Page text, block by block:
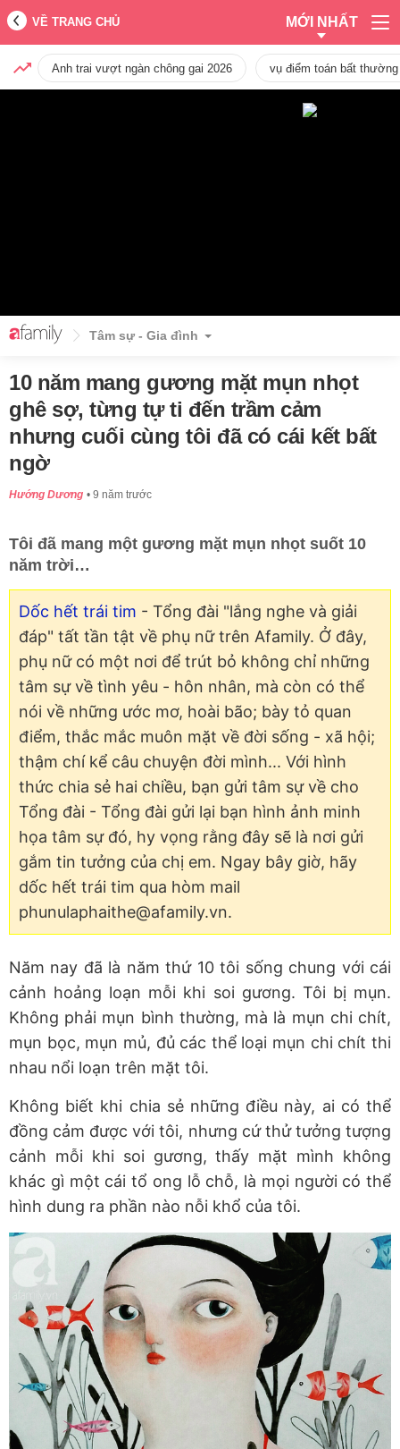
VỀ TRANG CHỦ MỚI NHẤT
Anh trai vượt ngàn chông gai 2026 vụ điểm toán bất
Tâm sự - Gia đình
10 năm mang gương mặt mụn nhọt
ghê sợ, từng tự ti đến trầm cảm
nhưng cuối cùng tôi đã có cái kết bất
ngờ
Hướng Dương 9 năm trước
Tôi đã mang một gương mặt mụn nhọt suốt 10
năm trời…
Dốc hết trái tim - Tổng đài "lắng nghe và giải
đáp" tất tần tật về phụ nữ trên Afamily. Ở đây,
phụ nữ có một nơi để trút bỏ không chỉ những
tâm sự về tình yêu - hôn nhân, mà còn có thể
nói về những ước mơ, hoài bão; bày tỏ quan
điểm, thắc mắc muôn mặt về đời sống - xã hội;
thậm chí kể câu chuyện đời mình... Với hình
thức chia sẻ hai chiều, bạn gửi tâm sự về cho
Tổng đài - Tổng đài gửi lại bạn hình ảnh minh
họa tâm sự đó, hy vọng rằng đây sẽ là nơi gửi
gắm tin tưởng của chị em. Ngay bây giờ, hãy
dốc hết trái tim qua hòm mail
phunulaphaithe@afamily.vn.
Năm nay đã là năm thứ 10 tôi sống chung với cái
cảnh hoảng loạn mỗi khi soi gương. Tôi bị mụn.
Không phải mụn bình thường, mà là mụn chi chít,
mụn bọc, mụn mủ, đủ các thể loại mụn chi chít thi
nhau nổi loạn trên mặt tôi.
Không biết khi chia sẻ những điều này, ai có thể
đồng cảm được với tôi, nhưng cứ thử tưởng tượng
cảnh mỗi khi soi gương, thấy mặt mình không
khác gì một cái tổ ong lỗ chỗ, là mọi người có thể
hình dung ra phần nào nỗi khổ của tôi.